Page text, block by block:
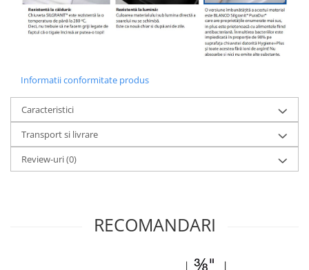
Informatii conformitate produs
Caracteristici
Transport si livrare
Review-uri(0)
RECOMANDARI